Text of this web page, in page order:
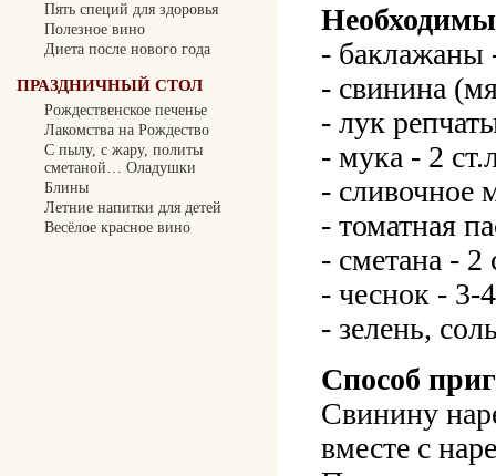
Пять специй для здоровья
Полезное вино
Диета после нового года
ПРАЗДНИЧНЫЙ СТОЛ
Рождественское печенье
Лакомства на Рождество
С пылу, с жару, политы
сметаной… Оладушки
Блины
Летние напитки для детей
Весёлое красное вино
- баклажаны
- свинина
- лук
- мука - 2
- сливочное
- томатная
- сметана - 2
- чеснок - 3-
- зелень,
Способ
Свинину
вместе с